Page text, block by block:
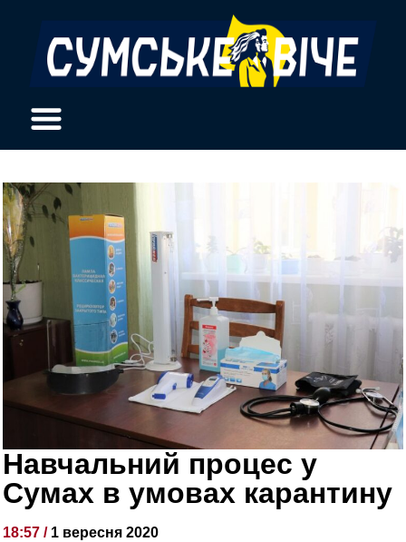
Навчальний процес у
Сумах в умовах карантину
18:57 / 1 вересня 2020